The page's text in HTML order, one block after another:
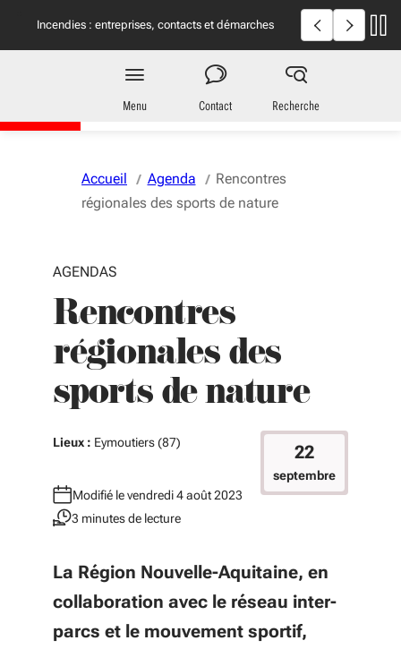
Incendies : entreprises, contacts et démarches
Incendies en
utiles
Région
Nouvelle-Aquitaine
Menu Contact Recherche
Accueil Agenda
Rencontres
régionales des sports de nature
AGENDAS
Rencontres
régionales des
sports de nature
Lieux : Eymoutiers (87)
Modifié le vendredi 4 août 2023
3 minutes de lecture
22
septembre
La Région Nouvelle-Aquitaine, en
collaboration avec le réseau inter-
parcs et le mouvement sportif,